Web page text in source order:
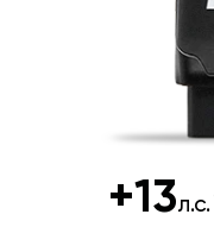
+13л.с.